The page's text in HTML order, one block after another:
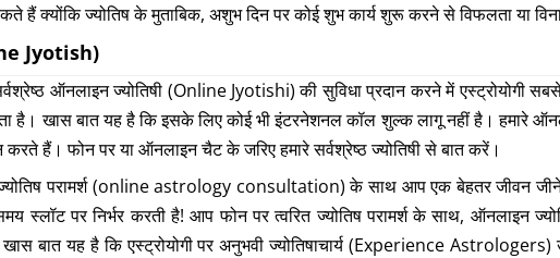
क्योंकि ज्योतिष के मुताबिक, अशुभ दिन पर कोई शुभ कार्य शुरू करने से विफलता या
Jyotish)
ऑनलाइन ज्योतिषी (Online Jyotishi) की सुविधा प्रदान करने में एस्ट्रोयोगी
है। खास बात यह है कि इसके लिए कोई भी इंटरनेशनल कॉल शुल्क लागू नहीं है। हमारे
करते हैं। फोन पर या ऑनलाइन चैट के जरिए हमारे सर्वश्रेष्ठ ज्योतिषी से बात करें।
ज्योतिष परामर्श (online astrology consultation) के साथ आप एक बेहतर जीवन जीने
स्लॉट पर निर्भर करती है! आप फोन पर त्वरित ज्योतिष परामर्श के साथ, ऑनलाइन
बात यह है कि एस्ट्रोयोगी पर अनुभवी ज्योतिषाचार्य (Experience